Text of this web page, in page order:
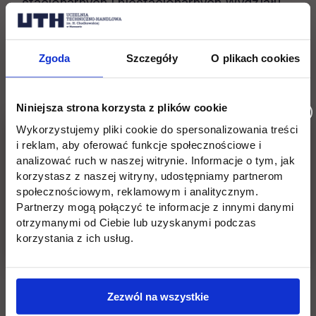
Zgoda Szczegóły O plikach cookies
Niniejsza strona korzysta z plików cookie
Wykorzystujemy pliki cookie do spersonalizowania treści
i reklam, aby oferować funkcje społecznościowe i
analizować ruch w naszej witrynie. Informacje o tym, jak
korzystasz z naszej witryny, udostępniamy partnerom
społecznościowym, reklamowym i analitycznym.
Partnerzy mogą połączyć te informacje z innymi danymi
otrzymanymi od Ciebie lub uzyskanymi podczas
korzystania z ich usług.
Zezwól na wszystkie
Inżynieryjnego dla kierunków Transport,
Budownictwo oraz Wydziału Zarządzania i
Logistyki dla kierunków Bezpieczeństwo
rachunkowość, i dostosowanie ich do potrzeb
pracodawców w regionie poprzez realizacje
certyfikowanych szkoleń, zajęć
warsztatowych, wizyt studyjnych;
podniesienie kompetencji zawodowych
studentów studiów stacjonarnych i
niestacjonarnych kierunków Transport,
Wydziale Inżynieryjnym i dostosowanie ich do
potrzeb pracodawców w regionie poprzez